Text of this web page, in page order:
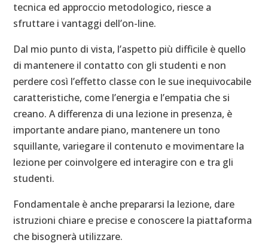
tecnica ed approccio metodologico, riesce a
sfruttare i vantaggi dell’on-line.
Dal mio punto di vista, l’aspetto più difficile è quello
di mantenere il contatto con gli studenti e non
perdere così l’effetto classe con le sue inequivocabile
caratteristiche, come l’energia e l’empatia che si
creano. A differenza di una lezione in presenza, è
importante andare piano, mantenere un tono
squillante, variegare il contenuto e movimentare la
lezione per coinvolgere ed interagire con e tra gli
studenti.
Fondamentale è anche prepararsi la lezione, dare
istruzioni chiare e precise e conoscere la piattaforma
che bisognerà utilizzare.